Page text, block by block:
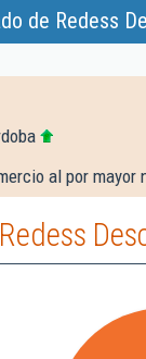
de Redess
al por mayor